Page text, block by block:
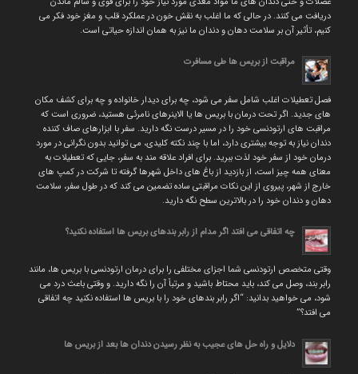
دریافت می کنند. در حالی که ما اغلب به نقش خون در عملکرد قلب و مغز خود فکر می
کنیم، تأثیر آن بر سلامت دهان و دندان ما نیز به همان اندازه حیاتی است.
مراقبت از بریس ها طی مسافرت
فصل تعطیلات اغلب شامل سفر می شود، چه برای دیدار خانواده و چه برای کشف مکان
های جدید. اگر تحت درمان با بریس ها یا الاینرهای نامرئی هستید، ضروری است که
مراقبت های ارتودنسی خود را در مسیر درست نگه دارید. سفر با ابزارهای صاف کننده
دندان نیاز به توجه بیشتری دارد، اما با چند نکته کلیدی، می توانید بدون نگرانی در مورد
درمان خود از سفر خود لذت ببرید. برای افراد علاقه مند به سفر، جایی که تعطیلات به
معنای همه چیز است، از بازدید از باغ های داخل شهرها گرفته تا شرکت در کمپ های
خارج از شهر، پیروی از این نکات مراقبتی ساده تضمین می کند که در طول سفر، سلامت
دهان و دندان خود را در بالاترین سطح نگه دارید.
چه اتفاقی می افتد اگر مدام از رابر بندهای بریس ها استفاده نکنید؟
وقتی متخصص ارتودنسی شما اجزای مختلفی را برای درمان ارتودنسی با بریس ها، مانند
رابر بند، وصل می کند، باید محتاط باشید و مرتباً آن را نگه دارید. و وقتی باعث درد می
شود، می خواهید بدانید: “اگر رابر بندهای خود را با بریس ها استفاده نکنید چه اتفاقی
می افتد؟”
دلایل و راه حل های عجیب به نظر رسیدن دندان ها بعد از بریس ها